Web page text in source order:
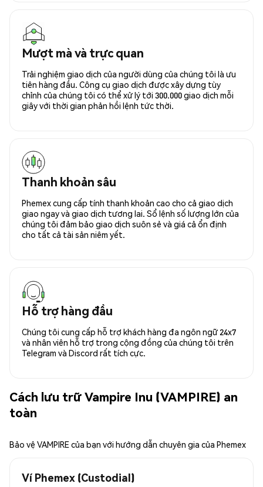
Mượt mà và trực quan
Trải nghiệm giao dịch của người dùng của chúng tôi là ưu
tiên hàng đầu. Công cụ giao dịch được xây dựng tùy
chỉnh của chúng tôi có thể xử lý tới 300.000 giao dịch mỗi
giây với thời gian phản hồi lệnh tức thời.
Thanh khoản sâu
Phemex cung cấp tính thanh khoản cao cho cả giao dịch
giao ngay và giao dịch tương lai. Sổ lệnh số lượng lớn của
chúng tôi đảm bảo giao dịch suôn sẻ và giá cả ổn định
cho tất cả tài sản niêm yết.
Hỗ trợ hàng đầu
Chúng tôi cung cấp hỗ trợ khách hàng đa ngôn ngữ 24x7
và nhân viên hỗ trợ trong cộng đồng của chúng tôi trên
Telegram và Discord rất tích cực.
Cách lưu trữ Vampire Inu (VAMPIRE) an
toàn
Bảo vệ VAMPIRE của bạn với hướng dẫn chuyên gia của Phemex
Ví Phemex (Custodial)